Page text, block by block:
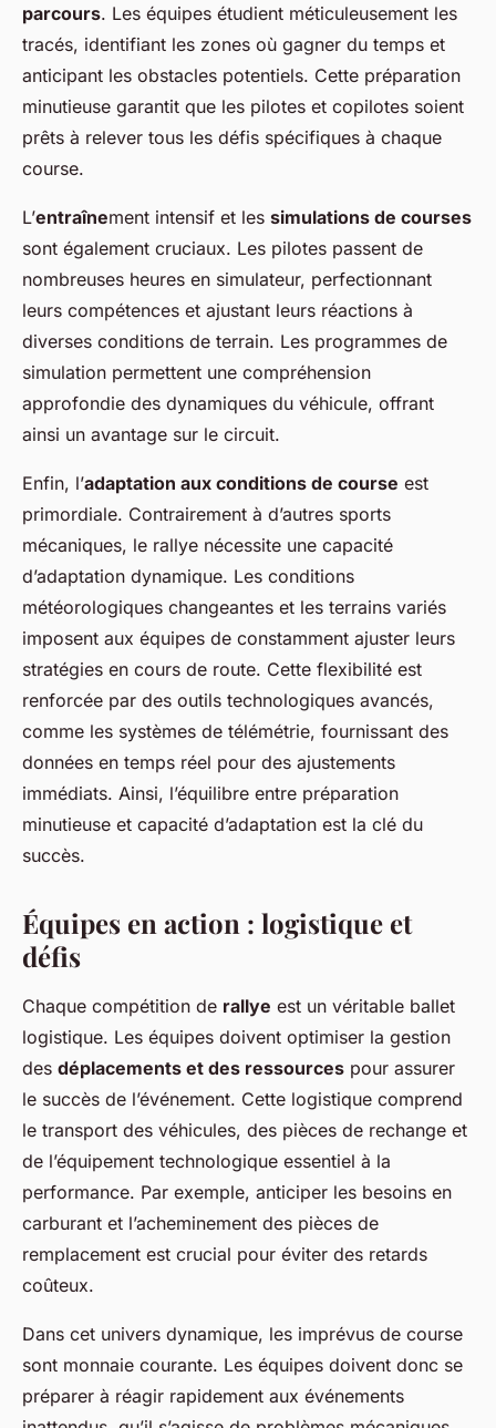
parcours. Les équipes étudient méticuleusement les
tracés, identifiant les zones où gagner du temps et
anticipant les obstacles potentiels. Cette préparation
minutieuse garantit que les pilotes et copilotes soient
prêts à relever tous les défis spécifiques à chaque
course.
L’entraînement intensif et les simulations de courses
sont également cruciaux. Les pilotes passent de
nombreuses heures en simulateur, perfectionnant
leurs compétences et ajustant leurs réactions à
diverses conditions de terrain. Les programmes de
simulation permettent une compréhension
approfondie des dynamiques du véhicule, offrant
ainsi un avantage sur le circuit.
Enfin, l’adaptation aux conditions de course est
primordiale. Contrairement à d’autres sports
mécaniques, le rallye nécessite une capacité
d’adaptation dynamique. Les conditions
météorologiques changeantes et les terrains variés
imposent aux équipes de constamment ajuster leurs
stratégies en cours de route. Cette flexibilité est
renforcée par des outils technologiques avancés,
comme les systèmes de télémétrie, fournissant des
données en temps réel pour des ajustements
immédiats. Ainsi, l’équilibre entre préparation
minutieuse et capacité d’adaptation est la clé du
succès.
Équipes en action : logistique et
défis
Chaque compétition de rallye est un véritable ballet
logistique. Les équipes doivent optimiser la gestion
des déplacements et des ressources pour assurer
le succès de l’événement. Cette logistique comprend
le transport des véhicules, des pièces de rechange et
de l’équipement technologique essentiel à la
performance. Par exemple, anticiper les besoins en
carburant et l’acheminement des pièces de
remplacement est crucial pour éviter des retards
coûteux.
Dans cet univers dynamique, les imprévus de course
sont monnaie courante. Les équipes doivent donc se
préparer à réagir rapidement aux événements